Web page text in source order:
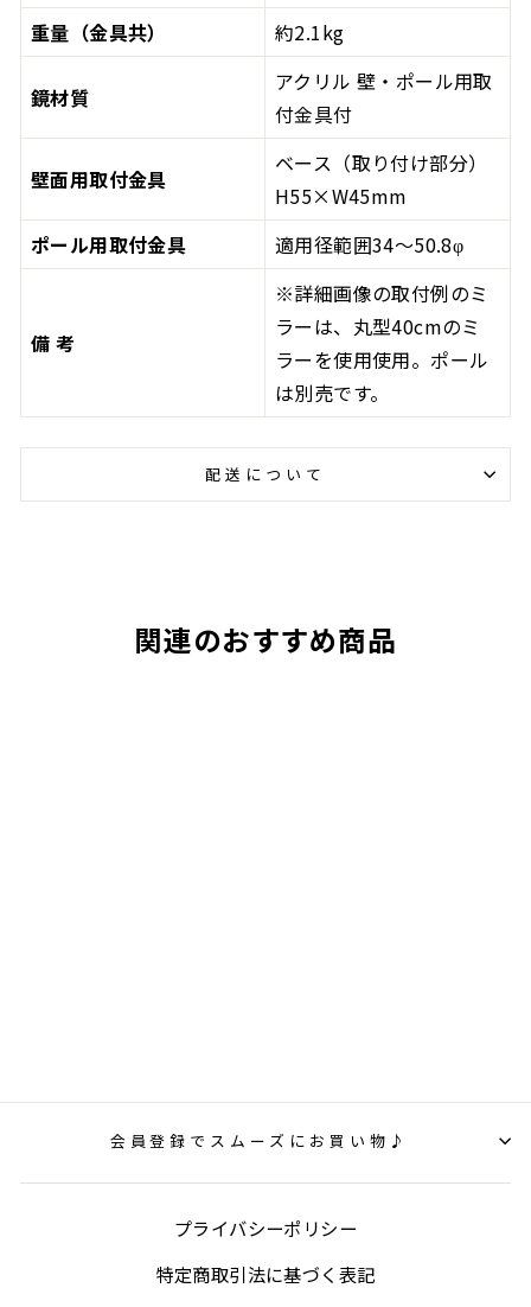
重量（金具共）
約2.1kg
鏡材質
アクリル 壁・ポール用取
付金具付
壁面用取付金具
ベース（取り付け部分）
H55×W45mm
ポール用取付金具
適用径範囲34～50.8φ
備 考
※詳細画像の取付例のミ
ラーは、丸型40cmのミ
ラーを使用使用。ポール
は別売です。
配送について
関連のおすすめ商品
会員登録でスムーズにお買い物♪
プライバシーポリシー
特定商取引法に基づく表記